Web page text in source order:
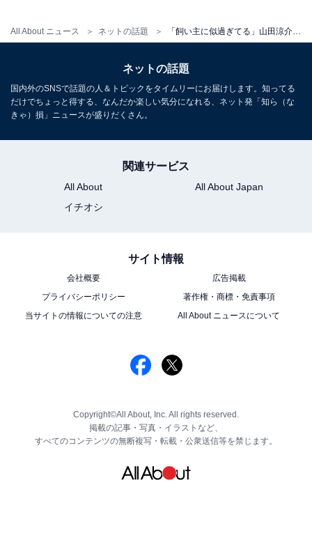
All About ニュース ネットの話題
ネットの話題
国内外のSNSで話題の人＆トピックをタイムリーにお届けします。知ってる
だけでちょっと得する、なんだか楽しい気分になれる、ネット発「知ら（な
きゃ）損」ニュースが盛りだくさん。
関連サービス
All About
All About Japan
イチオシ
サイト情報
会社概要
広告掲載
プライバシーポリシー
著作権・商標・免責事項
当サイトの情報についての注意
All About ニュースについて
Copyright©All About, Inc. All rights reserved.
掲載の記事・写真・イラストなど、
すべてのコンテンツの無断複写・転載・公衆送信等を禁じます。